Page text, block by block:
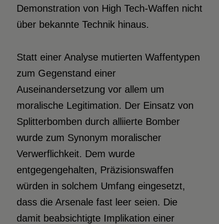
Demonstration von High Tech-Waffen nicht
über bekannte Technik hinaus.
Statt einer Analyse mutierten Waffentypen
zum Gegenstand einer
Auseinandersetzung vor allem um
moralische Legitimation. Der Einsatz von
Splitterbomben durch alliierte Bomber
wurde zum Synonym moralischer
Verwerflichkeit. Dem wurde
entgegengehalten, Präzisionswaffen
würden in solchem Umfang eingesetzt,
dass die Arsenale fast leer seien. Die
damit beabsichtigte Implikation einer